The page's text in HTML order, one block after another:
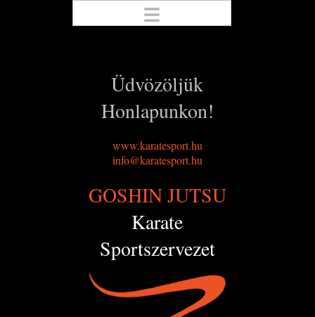
Üdvözöljük
Honlapunkon!
www.karatesport.hu
info@karatesport.hu
GOSHIN JUTSU
Karate
Sportszervezet